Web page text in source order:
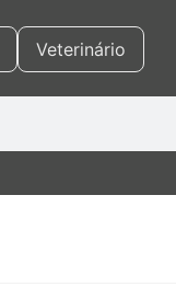
Veterinário